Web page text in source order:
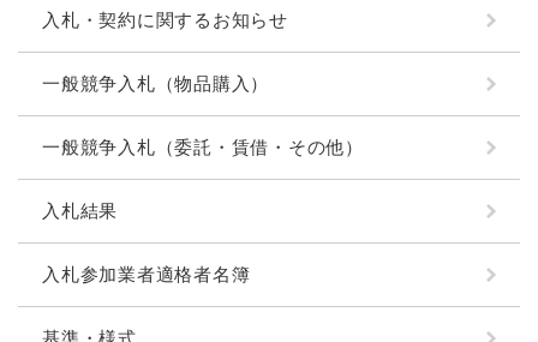
入札・契約に関するお知らせ
一般競争入札（物品購入）
一般競争入札（委託・賃借・その他）
入札結果
入札参加業者適格者名簿